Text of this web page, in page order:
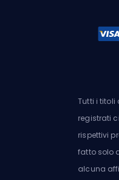
Tutti i titoli
registrati
rispettivi
fatto solo
alcuna